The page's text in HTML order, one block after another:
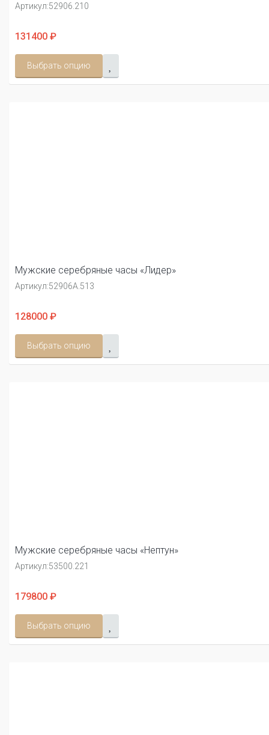
Артикул:52906.210
131400 ₽
Выбрать опцию
Мужские серебряные часы «Лидер»
Артикул:52906А.513
128000 ₽
Выбрать опцию
Мужские серебряные часы «Нептун»
Артикул:53500.221
179800 ₽
Выбрать опцию